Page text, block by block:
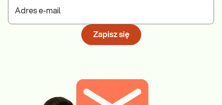
Adres e-mail
Zapisz się